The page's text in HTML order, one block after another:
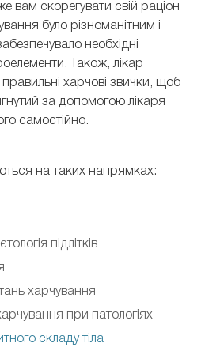
вам скорегувати свій раціон
було різноманітним і
необхідні
Також, лікар
харчові звички, щоб
за допомогою лікаря
самостійно.
на таких напрямках:
підлітків
харчування
при патологіях
складу тіла